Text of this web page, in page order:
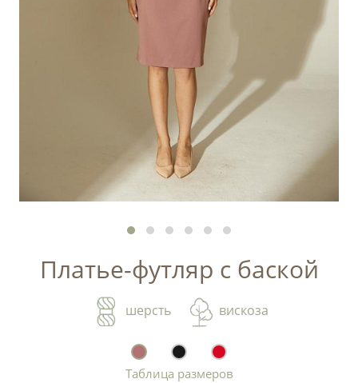
Платье-футляр с баской
шерсть вискоза
Таблица размеров